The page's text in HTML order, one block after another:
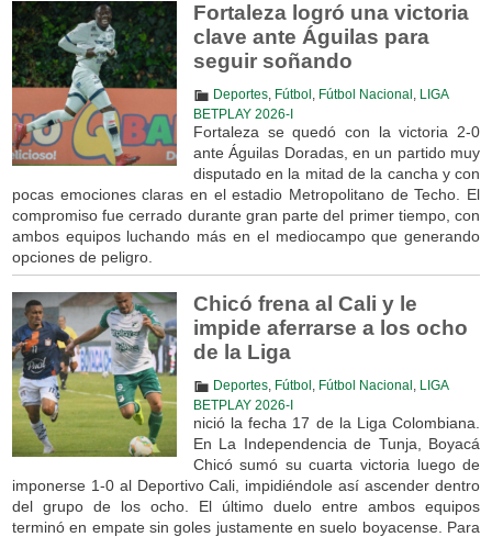
Fortaleza logró una victoria
clave ante Águilas para
seguir soñando
Deportes, Fútbol Fútbol Nacional
LIGA
BETPLAY 2026-I
Fortaleza se quedó con la victoria 2-0
ante Águilas Doradas, en un partido muy
disputado en la mitad de la cancha y con
pocas emociones claras en el estadio Metropolitano de Techo. El
compromiso fue cerrado durante gran parte del primer tiempo, con
ambos equipos luchando más en el mediocampo que generando
opciones de peligro.
Chicó frena al Cali y le
impide aferrarse a los ocho
de la Liga
Deportes, Fútbol Fútbol Nacional
LIGA
BETPLAY 2026-I
nició la fecha 17 de la Liga Colombiana.
En La Independencia de Tunja, Boyacá
Chicó sumó su cuarta victoria luego de
imponerse 1-0 al Deportivo Cali, impidiéndole así ascender dentro
del grupo de los ocho. El último duelo entre ambos equipos
terminó en empate sin goles justamente en suelo boyacense. Para